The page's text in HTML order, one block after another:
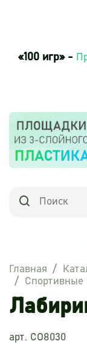
«100 игр» -
Главная
Спортивные
арт. СО8030